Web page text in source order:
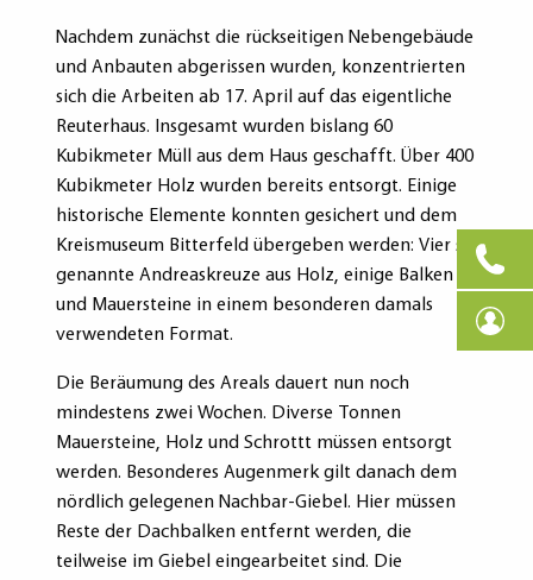
Nachdem zunächst die rückseitigen Nebengebäude
und Anbauten abgerissen wurden, konzentrierten
sich die Arbeiten ab 17. April auf das eigentliche
Reuterhaus. Insgesamt wurden bislang 60
Kubikmeter Müll aus dem Haus geschafft. Über 400
Kubikmeter Holz wurden bereits entsorgt. Einige
historische Elemente konnten gesichert und dem
Kreismuseum Bitterfeld übergeben werden: Vier so
genannte Andreaskreuze aus Holz, einige Balken
und Mauersteine in einem besonderen damals
verwendeten Format.
Die Beräumung des Areals dauert nun noch
mindestens zwei Wochen. Diverse Tonnen
Mauersteine, Holz und Schrottt müssen entsorgt
werden. Besonderes Augenmerk gilt danach dem
nördlich gelegenen Nachbar-Giebel. Hier müssen
Reste der Dachbalken entfernt werden, die
teilweise im Giebel eingearbeitet sind. Die